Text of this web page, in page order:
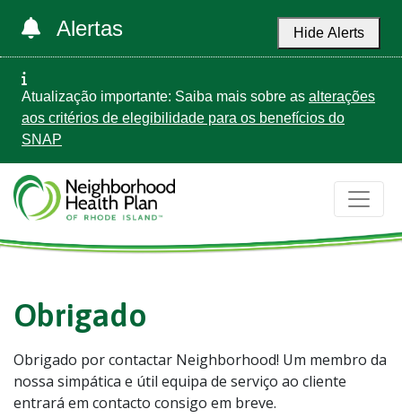
Alertas Hide Alerts
Atualização importante: Saiba mais sobre as alterações
aos critérios de elegibilidade para os benefícios do
SNAP
Obrigado
Obrigado por contactar Neighborhood! Um membro da
nossa simpática e útil equipa de serviço ao cliente
entrará em contacto consigo em breve.